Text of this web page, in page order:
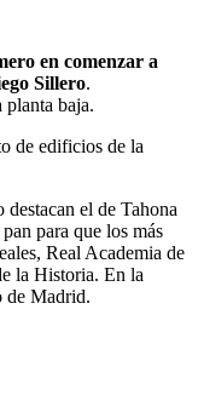
en comenzar a
Sillero.
planta baja.
de edificios de la
el de Tahona
para que los más
Real Academia de
la Historia. En la
de Madrid.